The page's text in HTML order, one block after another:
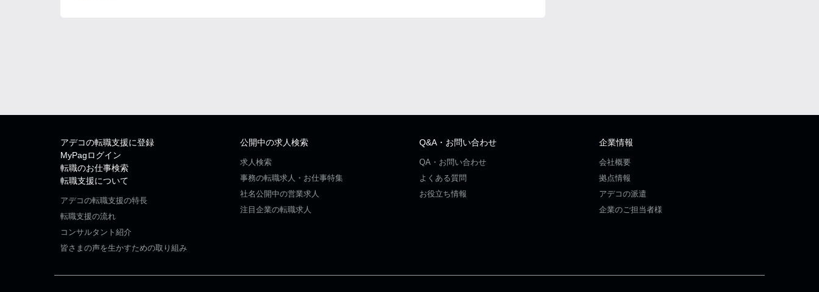
アデコの転職支援に登録
MyPagログイン
転職のお仕事検索
転職支援について
アデコの転職支援の特長
転職支援の流れ
コンサルタント紹介
皆さまの声を生かすための取り組み
公開中の求人検索
求人検索
事務の転職求人・お仕事特集
社名公開中の営業求人
注目企業の転職求人
Q&A・お問い合わせ
QA・お問い合わせ
よくある質問
お役立ち情報
企業情報
会社概要
拠点情報
アデコの派遣
企業のご担当者様